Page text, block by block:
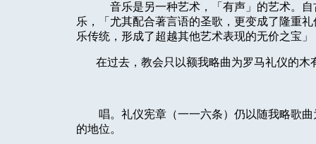
音乐是另一种艺术，「有声」的艺术。
乐，「尤其配合著言语的圣歌，更变成了隆重
乐传统，形成了超越其他艺术表现的无价之宝
在过去，教会只以额我略曲为罗马礼仪的
唱。礼仪宪章（一一六条）仍以随我略歌
的地位。